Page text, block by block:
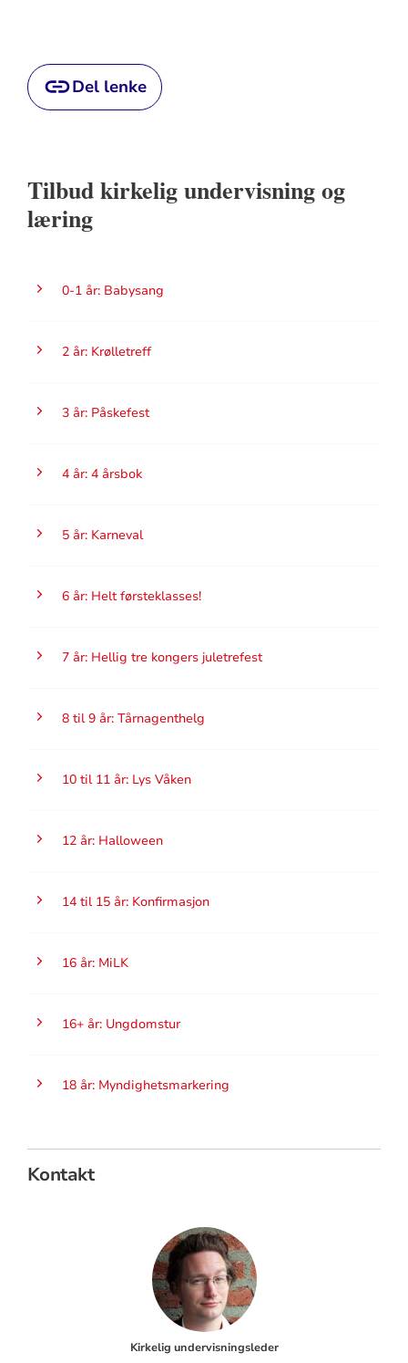
Del lenke
Tilbud kirkelig undervisning og
læring
0-1 år: Babysang
2 år: Krølletreff
3 år: Påskefest
4 år: 4 årsbok
5 år: Karneval
6 år: Helt førsteklasses!
7 år: Hellig tre kongers juletrefest
8 til 9 år: Tårnagenthelg
10 til 11 år: Lys Våken
12 år: Halloween
14 til 15 år: Konfirmasjon
16 år: MiLK
16+ år: Ungdomstur
18 år: Myndighetsmarkering
Kontakt
Kirkelig undervisningsleder